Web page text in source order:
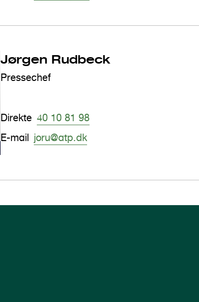
Jørgen Rudbeck
Pressechef
Direkte 40 10 81 98
E-mail joru@atp.dk